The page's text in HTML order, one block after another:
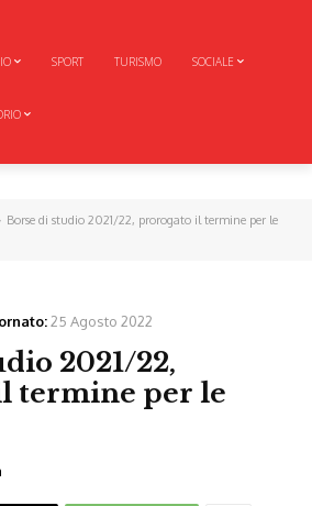
SPORT TURISMO SOCIALE
Borse di studio 2021/22, prorogato il termine per le
25 Agosto 2022
2021/22,
termine per le